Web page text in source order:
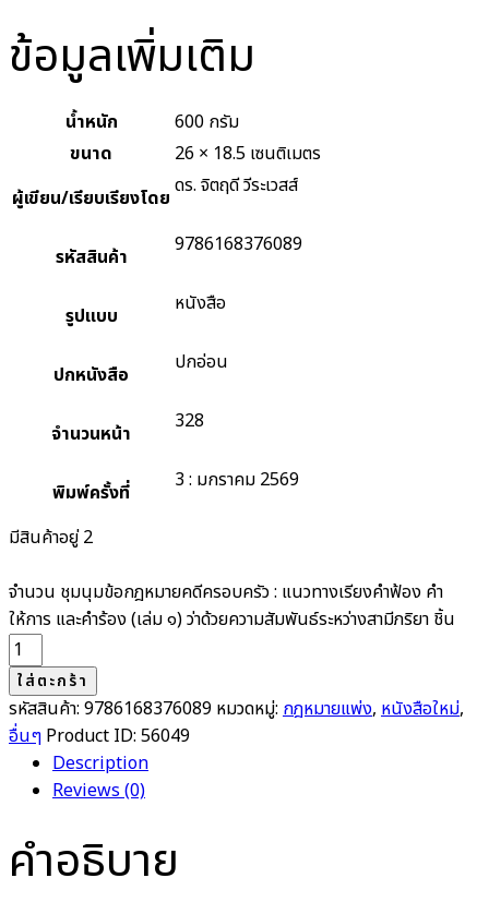
ข้อมูลเพิ่มเติม
น้ำหนัก
600 กรัม
ขนาด
26 × 18.5 เซนติเมตร
ผู้เขียน/เรียบเรียงโดย ดร. จิตฤดี วีระเวสส์
รหัสสินค้า 9786168376089
รูปแบบ หนังสือ
ปกหนังสือ ปกอ่อน
จำนวนหน้า 328
พิมพ์ครั้งที่ 3 : มกราคม 2569
มีสินค้าอยู่ 2
จำนวน ชุมนุมข้อกฎหมายคดีครอบครัว : แนวทางเรียงคำฟ้อง คำ
ให้การ และคำร้อง (เล่ม ๑) ว่าด้วยความสัมพันธ์ระหว่างสามีภริยา ชิ้น
ใส่ตะกร้า
รหัสสินค้า: 9786168376089 หมวดหมู่: กฎหมายแพ่ง, หนังสือใหม่,
อื่นๆ Product ID: 56049
Description
Reviews (0)
คำอธิบาย